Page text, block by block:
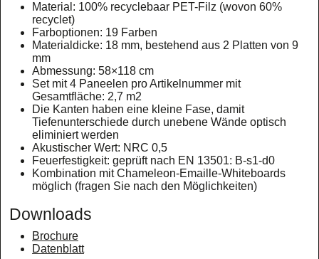
Material: 100% recyclebaar PET-Filz (wovon 60%
recyclet)
Farboptionen: 19 Farben
Materialdicke: 18 mm, bestehend aus 2 Platten von 9
mm
Abmessung: 58×118 cm
Set mit 4 Paneelen pro Artikelnummer mit
Gesamtfläche: 2,7 m2
Die Kanten haben eine kleine Fase, damit
Tiefenunterschiede durch unebene Wände optisch
eliminiert werden
Akustischer Wert: NRC 0,5
Feuerfestigkeit: geprüft nach EN 13501: B-s1-d0
Kombination mit Chameleon-Emaille-Whiteboards
möglich (fragen Sie nach den Möglichkeiten)
Downloads
Brochure
Datenblatt